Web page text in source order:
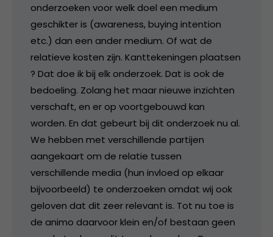
onderzoeken voor welk doel een medium
geschikter is (awareness, buying intention
etc.) dan een ander medium. Of wat de
relatieve kosten zijn. Kanttekeningen plaatsen
? Dat doe ik bij elk onderzoek. Dat is ook de
bedoeling. Zolang het maar nieuwe inzichten
verschaft, en er op voortgebouwd kan
worden. En dat gebeurt bij dit onderzoek nu al.
We hebben met verschillende partijen
aangekaart om de relatie tussen
verschillende media (hun invloed op elkaar
bijvoorbeeld) te onderzoeken omdat wij ook
geloven dat dit zeer relevant is. Tot nu toe is
de animo daarvoor klein en/of bestaan geen